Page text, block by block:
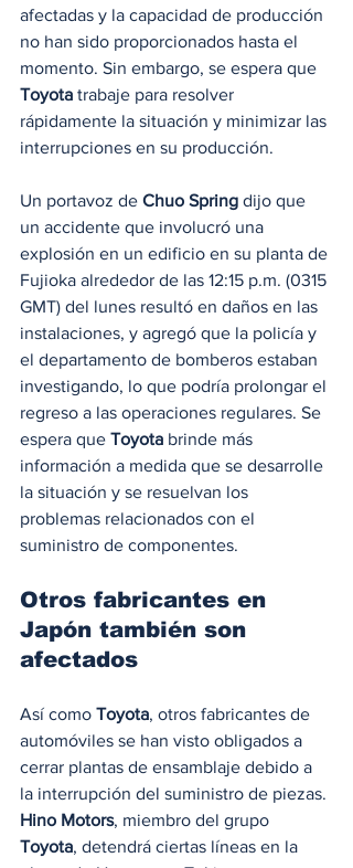
afectadas y la capacidad de producción
no han sido proporcionados hasta el
momento. Sin embargo, se espera que
Toyota trabaje para resolver
rápidamente la situación y minimizar las
interrupciones en su producción.
Un portavoz de Chuo Spring dijo que
un accidente que involucró una
explosión en un edificio en su planta de
Fujioka alrededor de las 12:15 p.m. (0315
GMT) del lunes resultó en daños en las
instalaciones, y agregó que la policía y
el departamento de bomberos estaban
investigando, lo que podría prolongar el
regreso a las operaciones regulares. Se
espera que Toyota brinde más
información a medida que se desarrolle
la situación y se resuelvan los
problemas relacionados con el
suministro de componentes.
Otros fabricantes en
Japón también son
afectados
Así como Toyota, otros fabricantes de
automóviles se han visto obligados a
cerrar plantas de ensamblaje debido a
la interrupción del suministro de piezas.
Hino Motors, miembro del grupo
Toyota, detendrá ciertas líneas en la